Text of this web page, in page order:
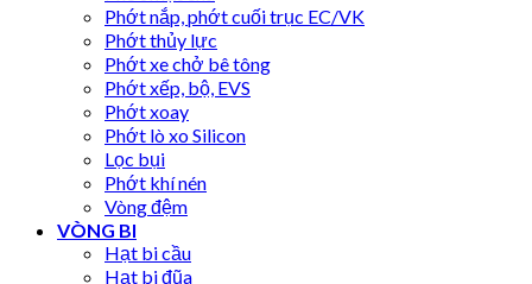
Phớt nắp, phớt cuối trục EC/VK
Phớt thủy lực
Phớt xe chở bê tông
Phớt xếp, bộ, EVS
Phớt xoay
Phớt lò xo Silicon
Lọc bụi
Phớt khí nén
Vòng đệm
VÒNG BI
Hạt bi cầu
Hạt bi đũa